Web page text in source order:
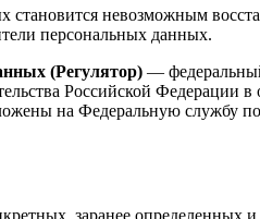
становится невозможным
персональных данных.
(Регулятор) —
Российской
на Федеральную службу
заранее определенных